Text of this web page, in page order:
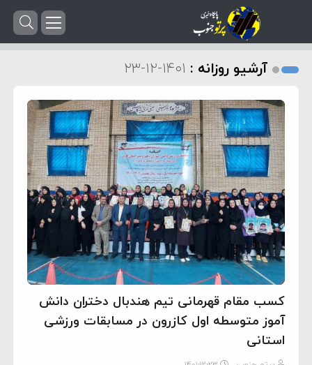
آرشیو روزانه : ۱۴۰۱-۱۲-۲۳
کسب مقام قهرمانی تیم هندبال دختران دانش
آموز متوسطه اول کازرون در مسابقات ورزشی
استانی